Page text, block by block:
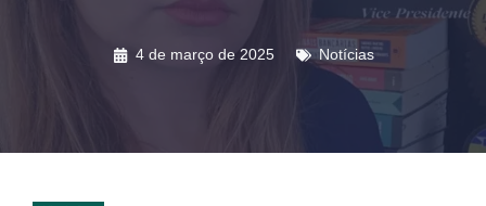
4 de março de 2025 Notícias